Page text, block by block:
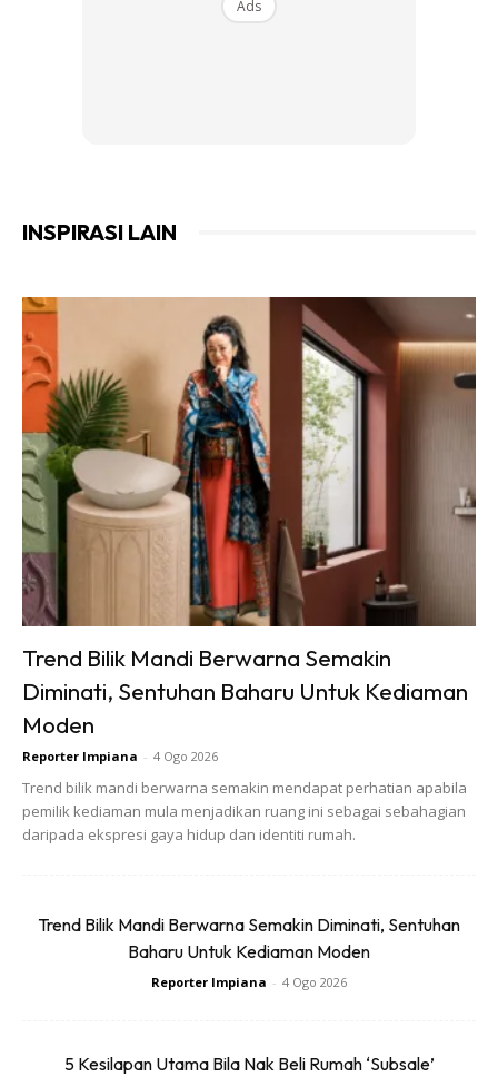
Ads
INSPIRASI LAIN
Trend Bilik Mandi Berwarna Semakin
Diminati, Sentuhan Baharu Untuk Kediaman
Moden
Reporter Impiana - 4 Ogo 2026
Trend bilik mandi berwarna semakin mendapat perhatian apabila
pemilik kediaman mula menjadikan ruang ini sebagai sebahagian
daripada ekspresi gaya hidup dan identiti rumah.
Trend Bilik Mandi Berwarna Semakin Diminati, Sentuhan
Baharu Untuk Kediaman Moden
Reporter Impiana - 4 Ogo 2026
5 Kesilapan Utama Bila Nak Beli Rumah ‘Subsale’